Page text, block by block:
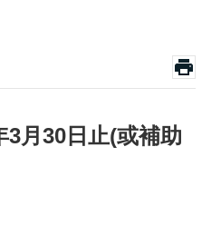
3月30日止(或補助